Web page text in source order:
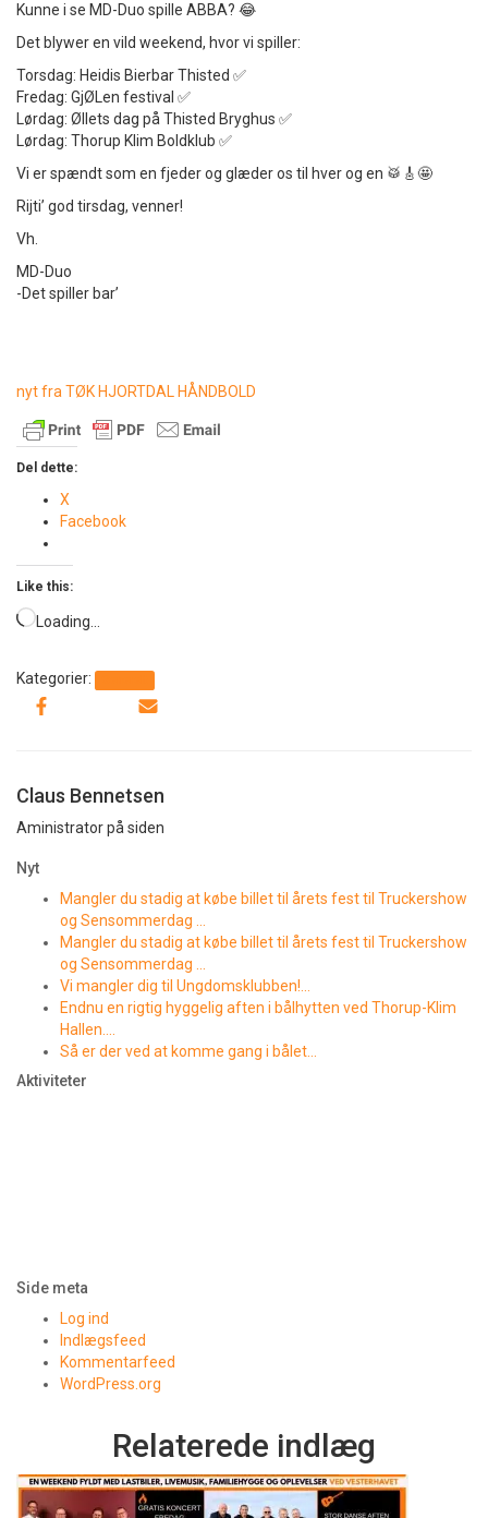
Kunne i se MD-Duo spille ABBA? 😂
Det blywer en vild weekend, hvor vi spiller:
Torsdag: Heidis Bierbar Thisted ✅
Fredag: GjØLen festival ✅
Lørdag: Øllets dag på Thisted Bryghus ✅
Lørdag: Thorup Klim Boldklub ✅
Vi er spændt som en fjeder og glæder os til hver og en 🥁🎸🤩
Rijti’ god tirsdag, venner!
Vh.
MD-Duo
-Det spiller bar’
nyt fra TØK HJORTDAL HÅNDBOLD
Del dette:
X
Facebook
Like this:
Loading…
Kategorier:
Claus Bennetsen
Aministrator på siden
Nyt
Mangler du stadig at købe billet til årets fest til Truckershow
og Sensommerdag …
Mangler du stadig at købe billet til årets fest til Truckershow
og Sensommerdag …
Vi mangler dig til Ungdomsklubben!…
Endnu en rigtig hyggelig aften i bålhytten ved Thorup-Klim
Hallen….
Så er der ved at komme gang i bålet…
Aktiviteter
Side meta
Log ind
Indlægsfeed
Kommentarfeed
WordPress.org
Relaterede indlæg